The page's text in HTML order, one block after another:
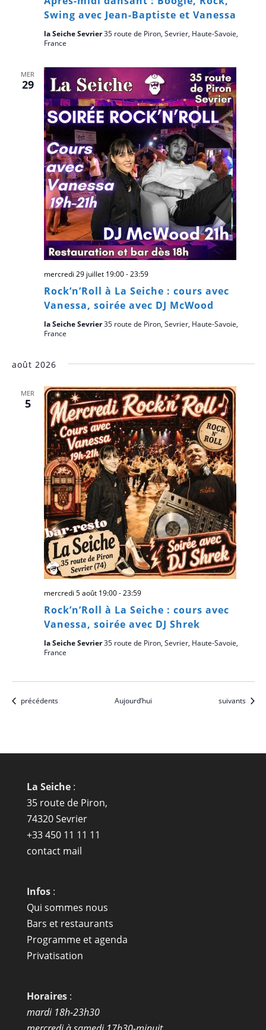
Swing avec Jean-Baptiste et Vanessa
la Seiche Sevrier35 route de Piron, Sevrier, Haute-Savoie,
France
MER
29
Rock’n’Roll à La Seiche : cours avec
Vanessa, soirée avec DJ McWood
mercredi 29 juillet 19:00-23:59
la Seiche Sevrier35 route de Piron, Sevrier, Haute-Savoie,
France
août 2026
MER
5
Rock’n’Roll à La Seiche : cours avec
Vanessa, soirée avec DJ Shrek
mercredi 5 août 19:00-23:59
la Seiche Sevrier35 route de Piron, Sevrier, Haute-Savoie,
France
Évènements
précédents Aujourd’hui Évènements
suivants
La Seiche:
35 route de Piron,
74320 Sevrier
+33 450 11 11 11
contact mail
Infos:
Qui sommes nous
Bars et restaurants
Programme et agenda
Privatisation
Horaires:
mardi 18h-23h30